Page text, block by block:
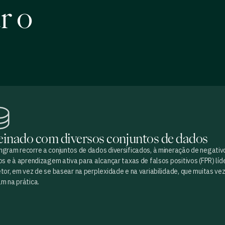
o
com diversos conjuntos de dados
recorre a conjuntos de dados diversificados, à mineração de
e à aprendizagem ativa para alcançar taxas de falsos positivos (FPR)
em vez de se basear na perplexidade e na variabilidade, que muitas
na prática.